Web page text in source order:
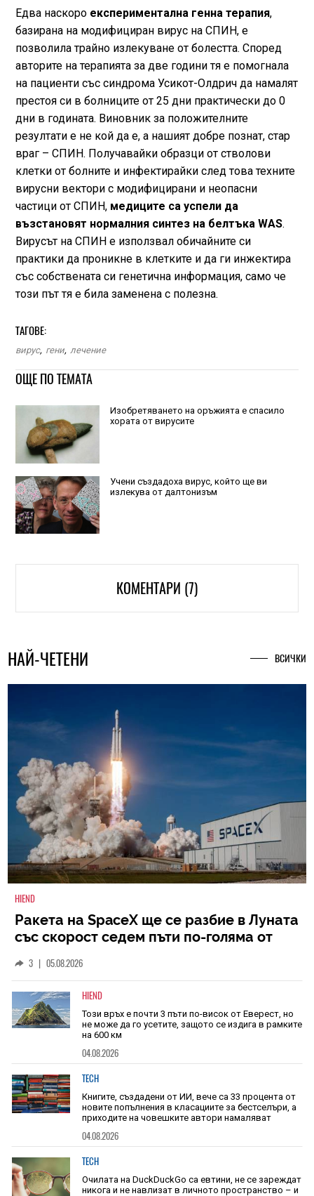
Едва наскоро експериментална генна терапия,
базирана на модифициран вирус на СПИН, е
позволила трайно излекуване от болестта. Според
авторите на терапията за две години тя е помогнала
на пациенти със синдрома Усикот-Олдрич да намалят
престоя си в болниците от 25 дни практически до 0
дни в годината. Виновник за положителните
резултати е не кой да е, а нашият добре познат, стар
враг – СПИН. Получавайки образци от стволови
клетки от болните и инфектирайки след това техните
вирусни вектори с модифицирани и неопасни
частици от СПИН, медиците са успели да
възстановят нормалния синтез на белтъка WAS.
Вирусът на СПИН е използвал обичайните си
практики да проникне в клетките и да ги инжектира
със собствената си генетична информация, само че
този път тя е била заменена с полезна.
ТАГОВЕ:
вирус, гени, лечение
ОЩЕ ПО ТЕМАТА
Изобретяването на оръжията е спасило
хората от вирусите
Учени създадоха вирус, който ще ви
излекува от далтонизъм
КОМЕНТАРИ (7)
НАЙ-ЧЕТЕНИ ВСИЧКИ
HIEND
Ракета на SpaceX ще се разбие в Луната
със скорост седем пъти по-голяма от
3 | 05.08.2026
HIEND
Този връх е почти 3 пъти по-висок от Еверест, но
не може да го усетите, защото се издига в рамките
на 600 км
04.08.2026
TECH
Книгите, създадени от ИИ, вече са 33 процента от
новите попълнения в класациите за бестселъри, а
приходите на човешките автори намаляват
04.08.2026
TECH
Очилата на DuckDuckGo са евтини, не се зареждат
никога и не навлизат в личното пространство – и